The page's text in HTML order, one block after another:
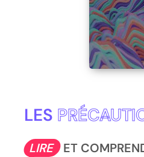
LES
LIRE ET